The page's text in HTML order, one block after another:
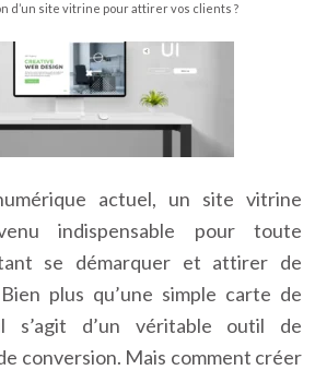
d’un site vitrine pour attirer vos clients ?
actuel, un site vitrine
indispensable pour toute
se démarquer et attirer de
plus qu’une simple carte de
d’un véritable outil de
conversion. Mais comment créer